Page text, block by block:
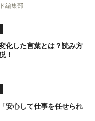
編集部
化した言葉とは？読み方
！
安心して仕事を任せられ